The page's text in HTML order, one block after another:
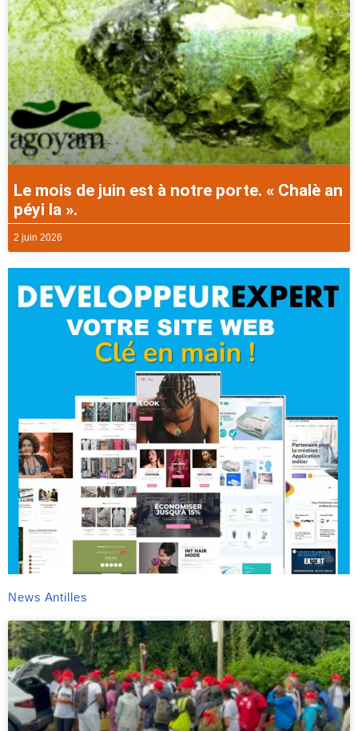
Le mois de juin est à notre porte. « Chalè an
péyi la ».
2 juin 2026
News Antilles